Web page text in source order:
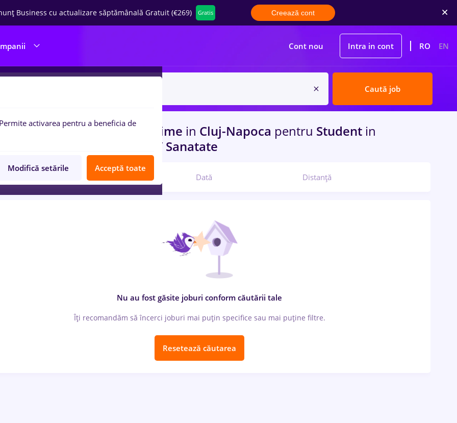
Business cu actualizare săptămânală Gratuit (€269) Gratis Creează cont
Cont nou Intra in cont RO EN
Caută job
de muncavopsitor, Part time in Cluj-Napoca pentru Student in
/ Instalatii, Medicina / Sanatate
Relevanță Dată Distanță
Nu au fost găsite joburi conform căutării tale
Îți recomandăm să încerci joburi mai puțin specifice sau mai puține filtre.
Resetează căutarea
Permite activarea pentru a beneficia de
Modifică setările Acceptă toate